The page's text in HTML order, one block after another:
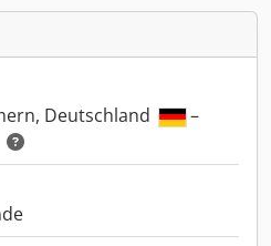
Deutschland
–